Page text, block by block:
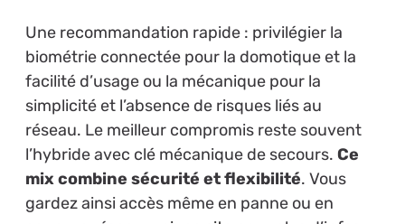
Une recommandation rapide : privilégier la
biométrie connectée pour la domotique et la
facilité d’usage ou la mécanique pour la
simplicité et l’absence de risques liés au
réseau. Le meilleur compromis reste souvent
l’hybride avec clé mécanique de secours. Ce
mix combine sécurité et flexibilité. Vous
gardez ainsi accès même en panne ou en